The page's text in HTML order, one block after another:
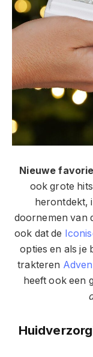
Nieuwe
ook grote
herontdekt,
doornemen van
ook dat de
opties en als je
trakteren
heeft ook een